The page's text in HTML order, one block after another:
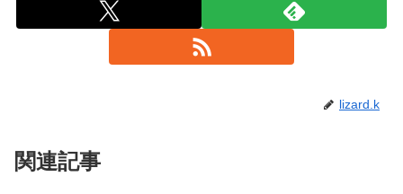
lizard.k
関連記事